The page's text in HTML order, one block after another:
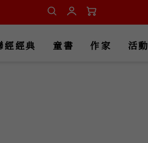
經經典 童書 作家 活動